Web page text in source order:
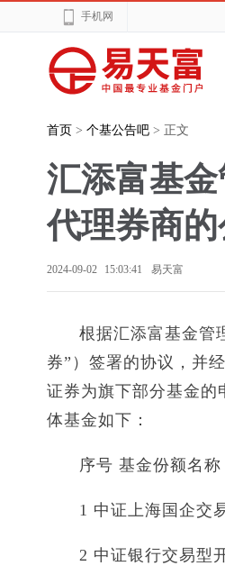
手机网
首页 > 个基公告吧 > 正文
汇添富基
代理券商
2024-09-02 15:03:41 易天富
根据汇添富基金管
券”）签署的协议，并
证券为旗下部分基金的
体基金如下：
序号 基金份额名
1 中证上海国企交
2 中证银行交易型